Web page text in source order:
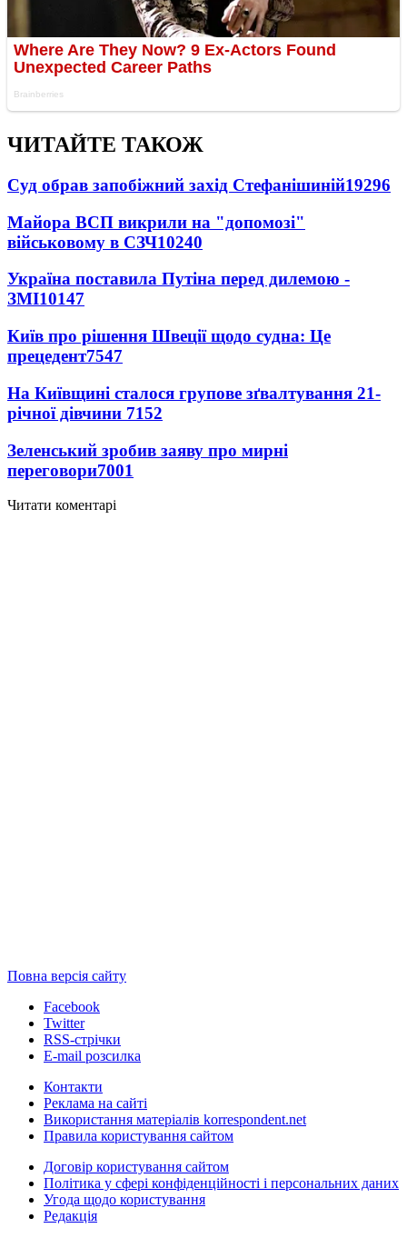
ЧИТАЙТЕ ТАКОЖ
Суд обрав запобіжний захід Стефанішиній19296
Майора ВСП викрили на "допомозі"
військовому в СЗЧ10240
Україна поставила Путіна перед дилемою -
ЗМІ10147
Київ про рішення Швеції щодо судна: Це
прецедент7547
На Київщині сталося групове зґвалтування 21-
річної дівчини 7152
Зеленський зробив заяву про мирні
переговори7001
Читати коментарі
Повна версія сайту
Facebook
Twitter
RSS-стрічки
E-mail розсилка
Контакти
Реклама на сайті
Використання матеріалів korrespondent.net
Правила користування сайтом
Договір користування сайтом
Політика у сфері конфіденційності і персональних даних
Угода щодо користування
Редакція